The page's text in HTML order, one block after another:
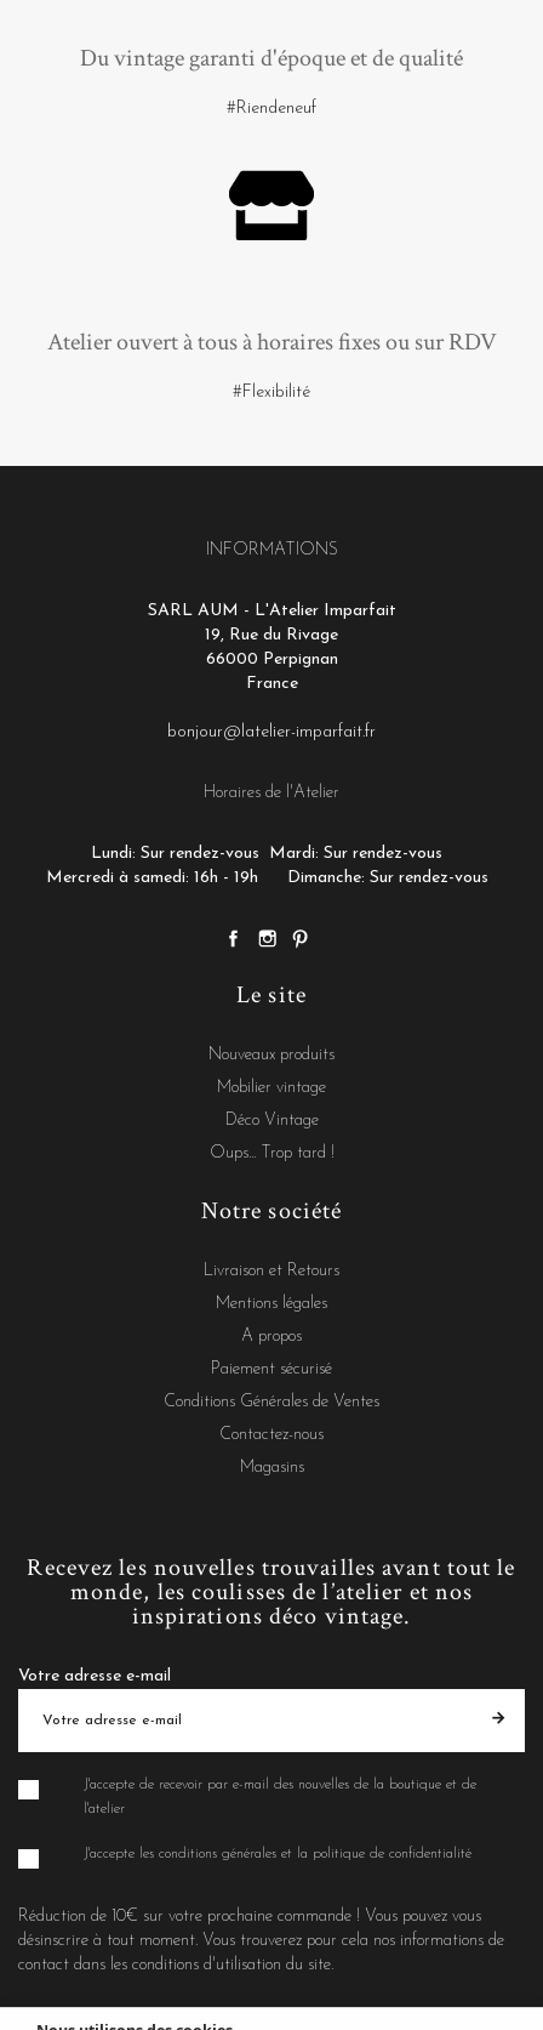
Du vintage garanti d'époque et de qualité
#Riendeneuf
Atelier ouvert à tous à horaires fixes ou sur RDV
#Flexibilité
INFORMATIONS
SARL AUM - L'Atelier Imparfait
19, Rue du Rivage
66000 Perpignan
France
bonjour@latelier-imparfait.fr
Horaires de l'Atelier
Lundi: Sur rendez-vous
Mardi: Sur rendez-vous
Mercredi à samedi: 16h - 19h
Dimanche: Sur rendez-vous
Le site
Nouveaux produits
Mobilier vintage
Déco Vintage
Oups... Trop tard !
Notre société
Livraison et Retours
Mentions légales
A propos
Paiement sécurisé
Conditions Générales de Ventes
Contactez-nous
Magasins
Recevez les nouvelles trouvailles avant tout le
monde, les coulisses de l’atelier et nos
inspirations déco vintage.
Votre adresse e-mail
J'accepte de recevoir par e-mail des nouvelles de la boutique et de
l'atelier
J'accepte les conditions générales et la politique de confidentialité
Réduction de 10€ sur votre prochaine commande ! Vous pouvez vous
désinscrire à tout moment. Vous trouverez pour cela nos informations de
contact dans les conditions d'utilisation du site.